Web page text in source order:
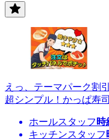
えっ、テーマパーク割
超シンプル！かっぱ寿
ホールスタッフ 時
キッチンスタッフ